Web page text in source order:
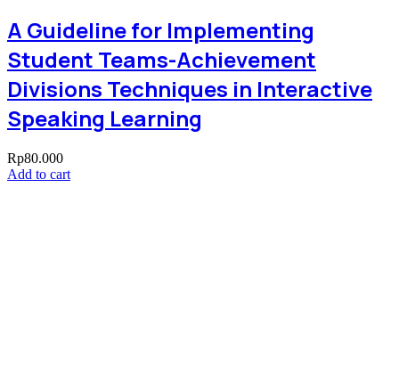
A Guideline for Implementing
Student Teams-Achievement
Divisions Techniques in Interactive
Speaking Learning
Rp80.000
Add to cart